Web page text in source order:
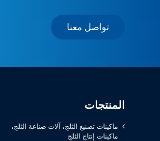
تواصل معنا
المنتجات
ماكينات تصنيع الثلج، آلات صناعة الثلج،
ماكينات إنتاج الثلج